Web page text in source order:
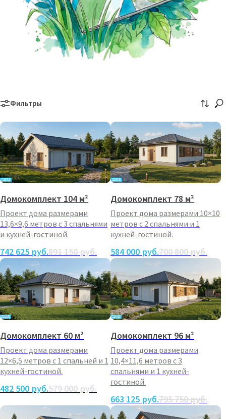
Фильтры
Домокомплект 104 м²
Проект дома размерами
13,6×9,6 метров с 3 спальнями
и кухней-гостиной.
742 625 руб.891 150 руб.
Домокомплект 78 м²
Проект дома размерами 10×10
метров с 2 спальнями и 1
кухней-гостиной.
584 000 руб.700 800 руб.
Домокомплект 60 м²
Проект дома размерами
12×6,5 метров с 1 спальней и 1
кухней-гостиной.
482 500 руб.579 000 руб.
Домокомплект 96 м²
Проект дома размерами
10,4×11,6 метров с 3
спальнями и 1 кухней-
гостиной.
663 125 руб.795 750 руб.